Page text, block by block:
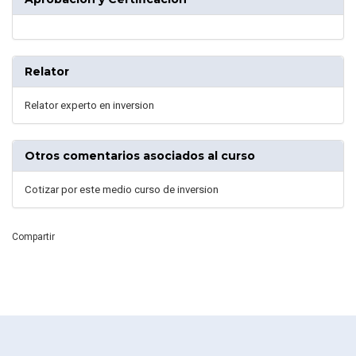
Relator
Relator experto en inversion
Otros comentarios asociados al curso
Cotizar por este medio curso de inversion
Compartir